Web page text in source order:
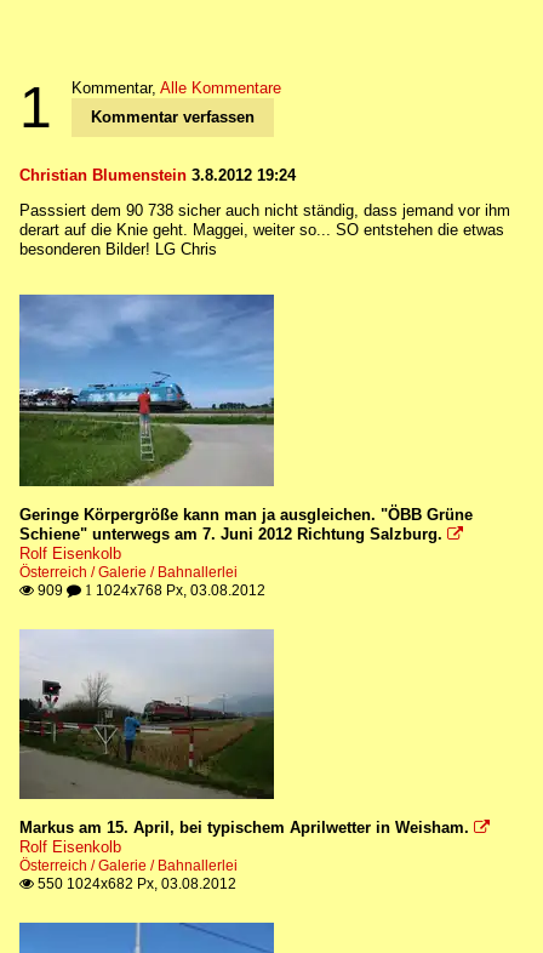
1 Kommentar, Alle Kommentare
Kommentar verfassen
Christian Blumenstein 3.8.2012 19:24
Passsiert dem 90 738 sicher auch nicht ständig, dass jemand vor ihm
derart auf die Knie geht. Maggei, weiter so... SO entstehen die etwas
besonderen Bilder! LG Chris
Geringe Körpergröße kann man ja ausgleichen. "ÖBB Grüne
Schiene" unterwegs am 7. Juni 2012 Richtung Salzburg. 
Rolf Eisenkolb
Österreich / Galerie / Bahnallerlei
 909  1 1024x768 Px, 03.08.2012
Markus am 15. April, bei typischem Aprilwetter in Weisham. 
Rolf Eisenkolb
Österreich / Galerie / Bahnallerlei
 550 1024x682 Px, 03.08.2012